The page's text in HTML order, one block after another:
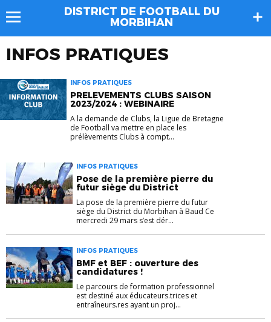
DISTRICT DE FOOTBALL DU
MORBIHAN
INFOS PRATIQUES
INFOS PRATIQUES
PRELEVEMENTS CLUBS SAISON
2023/2024 : WEBINAIRE
A la demande de Clubs, la Ligue de Bretagne
de Football va mettre en place les
prélèvements Clubs à compt...
INFOS PRATIQUES
Pose de la première pierre du
futur siège du District
La pose de la première pierre du futur
siège du District du Morbihan à Baud Ce
mercredi 29 mars s’est dér...
INFOS PRATIQUES
BMF et BEF : ouverture des
candidatures !
Le parcours de formation professionnel
est destiné aux éducateurs.trices et
entraîneurs.res ayant un proj...